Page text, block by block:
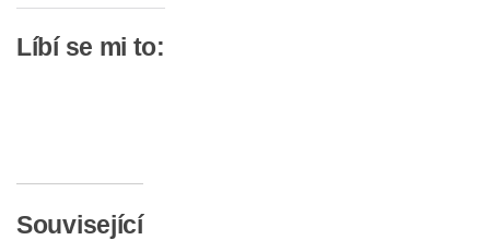
Líbí se mi to:
Související